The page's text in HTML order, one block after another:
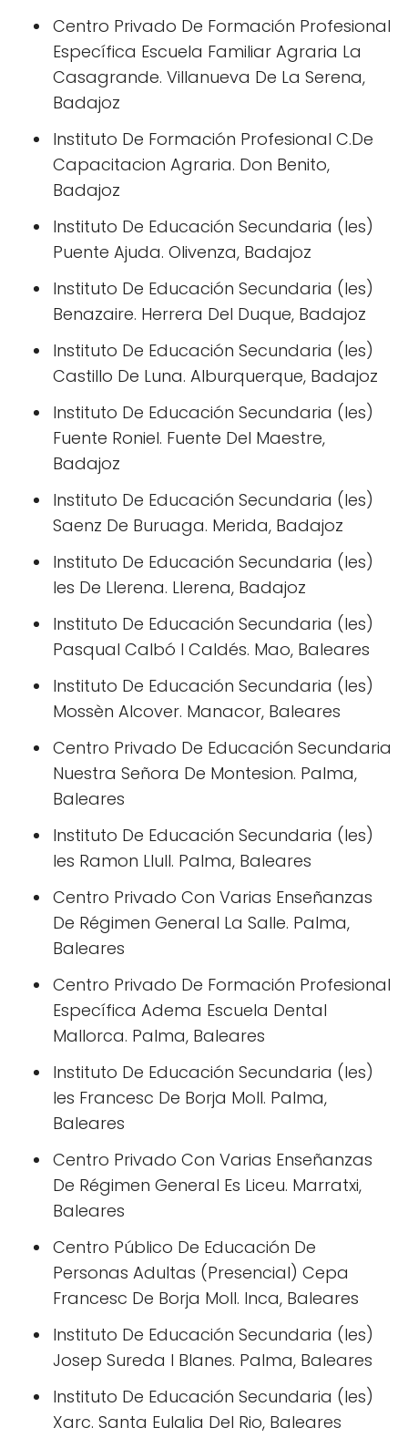
Centro Privado De Formación Profesional
Específica Escuela Familiar Agraria La
Casagrande. Villanueva De La Serena,
Badajoz
Instituto De Formación Profesional C.De
Capacitacion Agraria. Don Benito,
Badajoz
Instituto De Educación Secundaria (Ies)
Puente Ajuda. Olivenza, Badajoz
Instituto De Educación Secundaria (Ies)
Benazaire. Herrera Del Duque, Badajoz
Instituto De Educación Secundaria (Ies)
Castillo De Luna. Alburquerque, Badajoz
Instituto De Educación Secundaria (Ies)
Fuente Roniel. Fuente Del Maestre,
Badajoz
Instituto De Educación Secundaria (Ies)
Saenz De Buruaga. Merida, Badajoz
Instituto De Educación Secundaria (Ies)
Ies De Llerena. Llerena, Badajoz
Instituto De Educación Secundaria (Ies)
Pasqual Calbó I Caldés. Mao, Baleares
Instituto De Educación Secundaria (Ies)
Mossèn Alcover. Manacor, Baleares
Centro Privado De Educación Secundaria
Nuestra Señora De Montesion. Palma,
Baleares
Instituto De Educación Secundaria (Ies)
Ies Ramon Llull. Palma, Baleares
Centro Privado Con Varias Enseñanzas
De Régimen General La Salle. Palma,
Baleares
Centro Privado De Formación Profesional
Específica Adema Escuela Dental
Mallorca. Palma, Baleares
Instituto De Educación Secundaria (Ies)
Ies Francesc De Borja Moll. Palma,
Baleares
Centro Privado Con Varias Enseñanzas
De Régimen General Es Liceu. Marratxi,
Baleares
Centro Público De Educación De
Personas Adultas (Presencial) Cepa
Francesc De Borja Moll. Inca, Baleares
Instituto De Educación Secundaria (Ies)
Josep Sureda I Blanes. Palma, Baleares
Instituto De Educación Secundaria (Ies)
Xarc. Santa Eulalia Del Rio, Baleares